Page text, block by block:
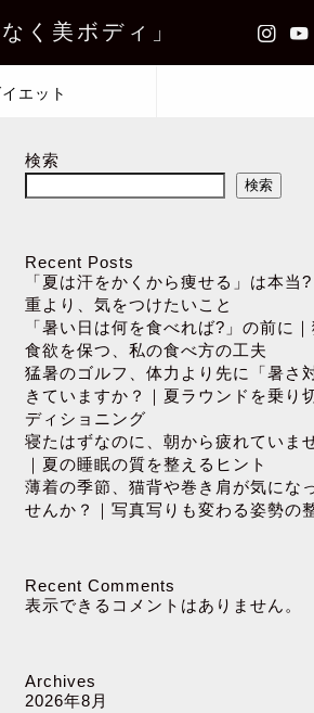
く美ボディ」
エット
検索
検索
Recent Posts
「夏は汗をかくから痩せる」は本当
重より、気をつけたいこと
「暑い日は何を食べれば?」の前に
食欲を保つ、私の食べ方の工夫
猛暑のゴルフ、体力より先に「暑さ
きていますか？｜夏ラウンドを乗り
ディショニング
寝たはずなのに、朝から疲れていま
｜夏の睡眠の質を整えるヒント
薄着の季節、猫背や巻き肩が気にな
せんか？｜写真写りも変わる姿勢の
Recent Comments
表示できるコメントはありません。
Archives
2026年8月